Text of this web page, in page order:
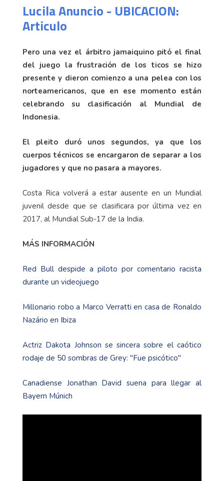
Lucila Anuncio - UBICACION:
Articulo
Pero una vez el árbitro jamaiquino pitó el final
del juego la frustración de los ticos se hizo
presente y dieron comienzo a una pelea con los
norteamericanos, que en ese momento están
celebrando su clasificación al Mundial de
Indonesia.
El pleito duró unos segundos, ya que los
cuerpos técnicos se encargaron de separar a los
jugadores y que no pasara a mayores.
Costa Rica volverá a estar ausente en un Mundial
juvenil desde que se clasificara por última vez en
2017, al Mundial Sub-17 de la India.
MÁS INFORMACIÓN
Red Bull despide a piloto por comentario racista
durante un videojuego
Millonario robo a Marco Verratti en casa de Ronaldo
Nazário en Ibiza
Actriz Dakota Johnson se sincera sobre el caótico
rodaje de 50 sombras de Grey: ''Fue psicótico''
Canadiense Jonathan David suena para llegar al
Bayern Múnich